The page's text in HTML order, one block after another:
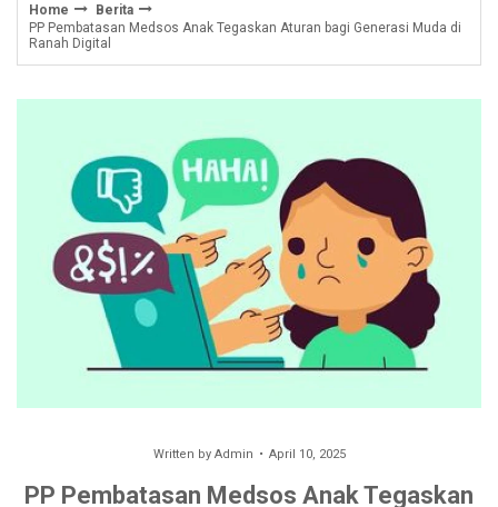
Home
Berita
PP Pembatasan Medsos Anak Tegaskan Aturan bagi Generasi Muda di
Ranah Digital
Written by Admin April 10, 2025
PP Pembatasan Medsos Anak Tegaskan